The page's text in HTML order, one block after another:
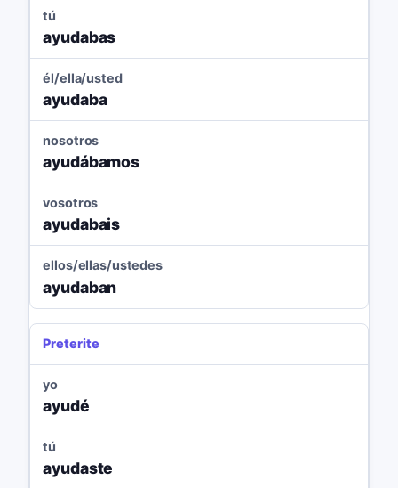
tú
ayudabas
él/ella/usted
ayudaba
nosotros
ayudábamos
vosotros
ayudabais
ellos/ellas/ustedes
ayudaban
Preterite
yo
ayudé
tú
ayudaste